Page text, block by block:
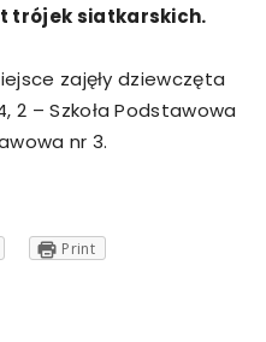
trójek siatkarskich.
zajęły dziewczęta
2 – Szkoła Podstawowa
nr 3.
Print